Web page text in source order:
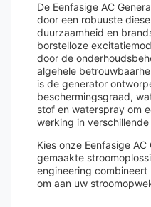
De Eenfasige AC
door een robuuste
duurzaamheid en
borstelloze
door de
algehele
is de generator
beschermingsgraad,
stof en waterspray om
werking in
Kies onze Eenfasige
gemaakte
engineering
om aan uw